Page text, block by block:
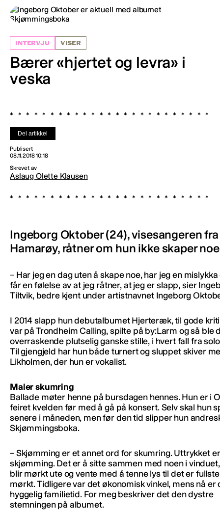
INTERVJU VISER
Bærer «hjertet og levra» i
veska
Del artikkel
Publisert
08.11.2018 10:18
Skrevet av
Aslaug Olette Klausen
Ingeborg Oktober (24), visesangeren fra
Hamarøy, råtner om hun ikke skaper
– Har jeg en dag uten å skape noe, har jeg en
får en følelse av at jeg råtner, at jeg er slapp, sier
Tiltvik, bedre kjent under artistnavnet Ingeborg
I 2014 slapp hun debutalbumet Hjerteræk, til gode
var på Trondheim Calling, spilte på by:Larm og så ble
overraskende plutselig ganske stille, i hvert fall fra
Til gjengjeld har hun både turnert og sluppet skiver
Likholmen, der hun er vokalist.
Maler skumring
Ballade møter henne på bursdagen hennes. Hun er i
feiret kvelden før med å gå på konsert. Selv skal hun
senere i måneden, men før den tid slipper hun
Skjømmingsboka.
– Skjømming er et annet ord for skumring. Uttrykket
skjømming. Det er å sitte sammen med noen i
blir mørkt ute og vente med å tenne lys til det er
mørkt. Tidligere var det økonomisk vinkel, mens nå er
hyggelig familietid. For meg beskriver det den dystre
stemningen på albumet.